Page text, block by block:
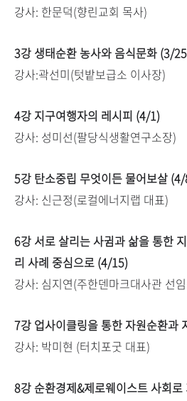
강사: 한문덕(향린교회 목사)
3강 생태순환 농사와 음식문화 (3/
강사:곽선미(텃밭보급소 이사장)
4강 지구여행자의 레시피 (4/1)
강사: 성미선(팔당식생활연구소장)
5강 탄소중립 무엇이든 물어보살
강사: 신근정(로컬에너지랩 대표)
6강 서로 살리는 사귐과 삶을 통한
리 사례 중심으로 (4/15)
강사: 심지연(주한덴마크대사관 선
7강 업사이클링을 통한 자원순환과
강사: 박미현 (터치포굿 대표)
8강 순환경제&제로웨이스트 사회